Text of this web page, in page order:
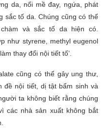
da, nổi mề đay, ngứa, phát
sắc tố da. Chúng cũng có thể
và sắc tố da hiện có.
như styrene, methyl eugenol
thay đổi nội tiết tố’.
cũng có thể gây ung thư,
đề nội tiết, dị tật bẩm sinh và
ta không biết rằng chúng
các nhà sản xuất không bắt